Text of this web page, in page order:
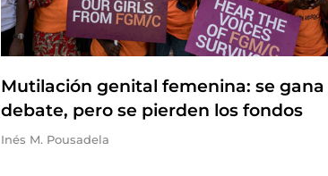
Mutilación genital femenina: se gana
debate, pero se pierden los fondos
Inés M. Pousadela